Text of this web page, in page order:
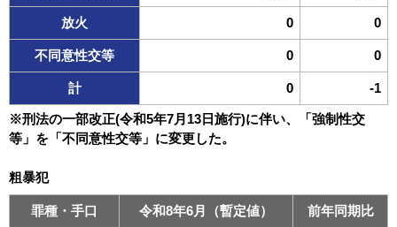
放火 0 0
不同意性交等 0 0
計 0 -1
※刑法の一部改正(令和5年7月13日施行)に伴い、「強制性交
等」を「不同意性交等」に変更した。
粗暴犯
罪種・手口 令和8年6月（暫定値） 前年同期比